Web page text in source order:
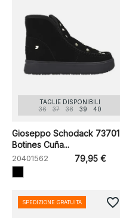
TAGLIE DISPONIBILI
36
37 38 39 40
Gioseppo Schodack 73701
Botines Cuña...
20401562 79,95 €
SPEDIZIONE GRATUITA favorite_border